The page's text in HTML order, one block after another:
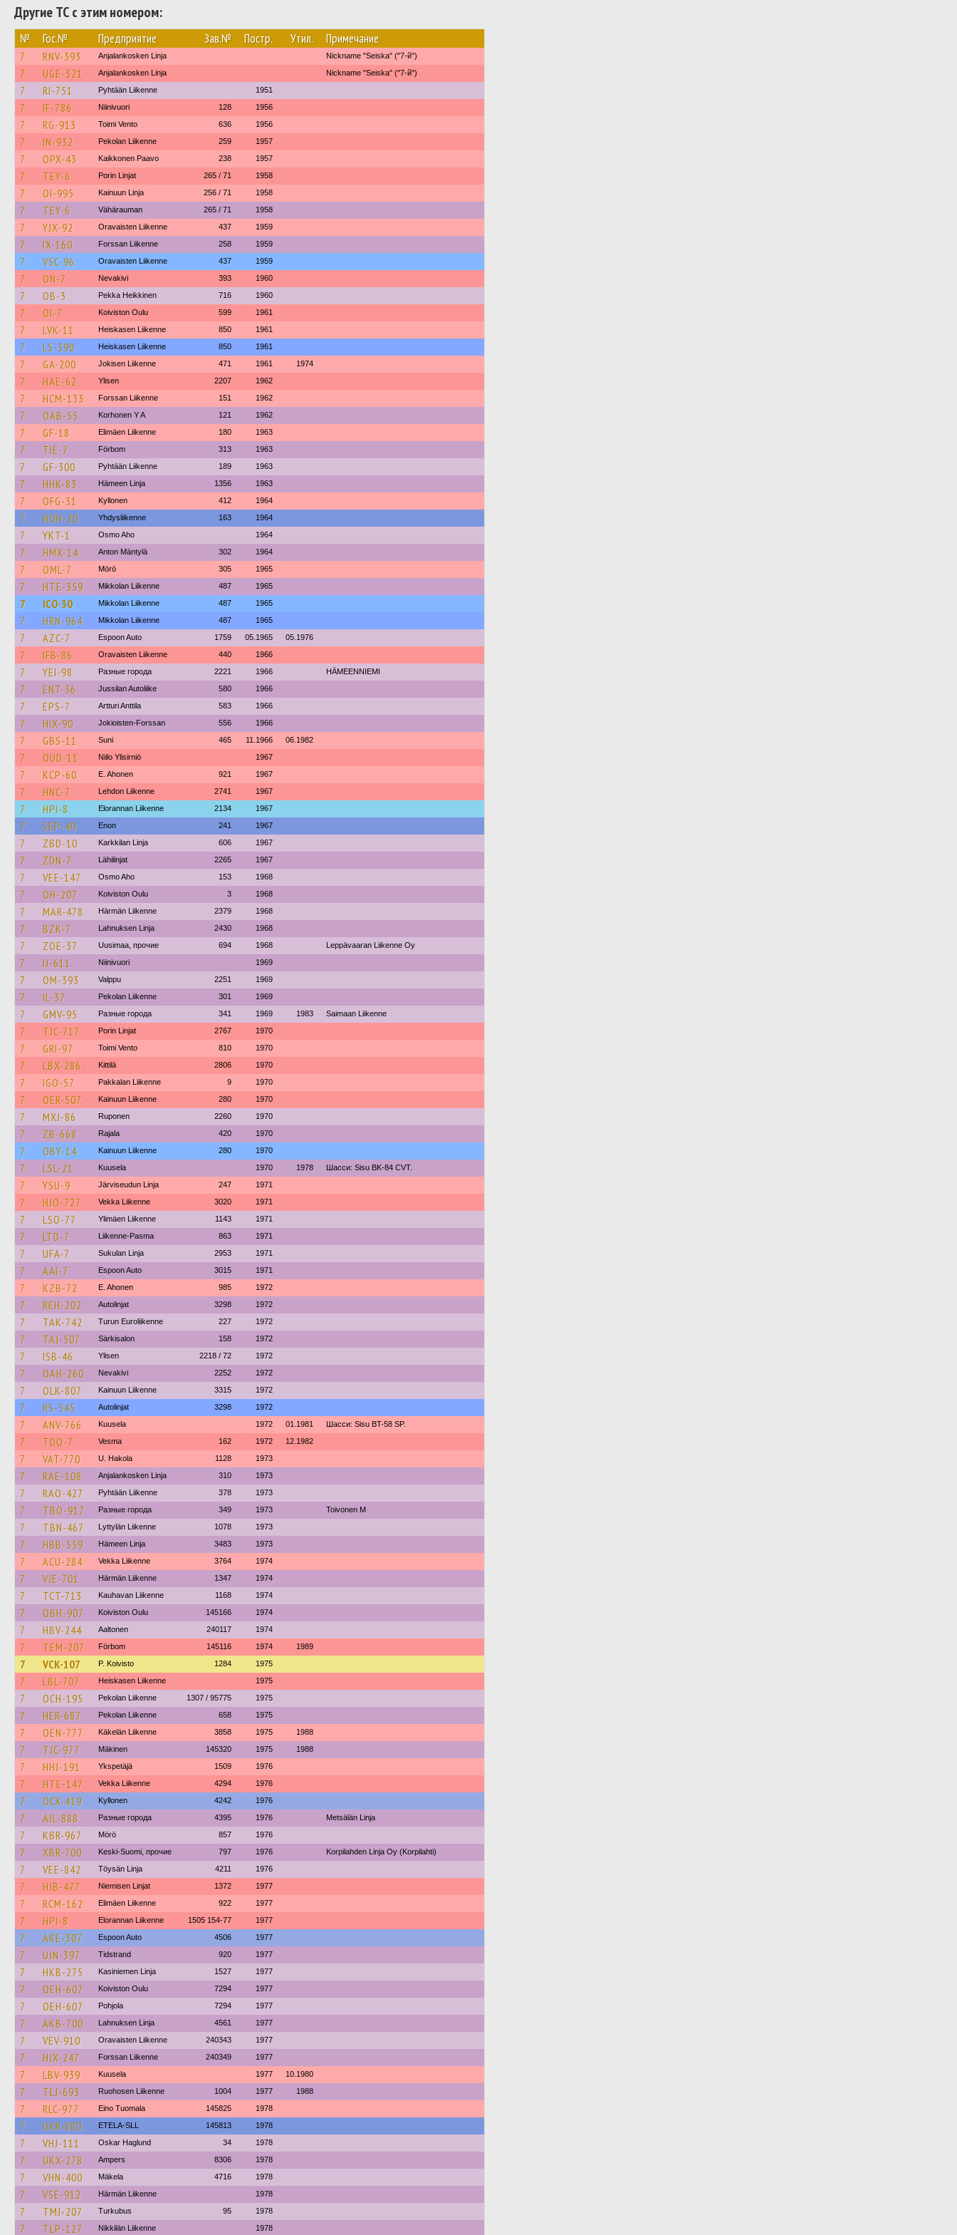
Другие ТС с этим номером:
№ Гос.№ Предприятие Зав.№ Постр. Утил. Примечание
7 RNV-393 Anjalankosken Linja Nickname "Seiska" ("7-й")
7 UGE-321 Anjalankosken Linja Nickname "Seiska" ("7-й")
7 RI-751 Pyhtään Liikenne 1951
7 IF-786 Niinivuori 128 1956
7 RG-913 Toimi Vento 636 1956
7 IN-932 Pekolan Liikenne 259 1957
7 OPX-43 Kaikkonen Paavo 238 1957
7 TEY-6 Porin Linjat 265 / 71 1958
7 OI-995 Kainuun Linja 256 / 71 1958
7 TEY-6 Vähärauman 265 / 71 1958
7 YJX-92 Oravaisten Liikenne 437 1959
7 IX-160 Forssan Liikenne 258 1959
7 VSC-96 Oravaisten Liikenne 437 1959
7 ON-7 Nevakivi 393 1960
7 OB-3 Pekka Heikkinen 716 1960
7 OI-7 Koiviston Oulu 599 1961
7 LVK-11 Heiskasen Liikenne 850 1961
7 LS-390 Heiskasen Liikenne 850 1961
7 GA-200 Jokisen Liikenne 471 1961 1974
7 HAE-62 Ylisen 2207 1962
7 HCM-133 Forssan Liikenne 151 1962
7 OAB-55 Korhonen Y A 121 1962
7 GF-18 Elimäen Liikenne 180 1963
7 TIE-7 Förbom 313 1963
7 GF-300 Pyhtään Liikenne 189 1963
7 HHK-83 Hämeen Linja 1356 1963
7 OFG-31 Kyllonen 412 1964
7 HOH-20 Yhdysliikenne 163 1964
7 YKT-1 Osmo Aho 1964
7 HMX-14 Anton Mäntylä 302 1964
7 OML-7 Mörö 305 1965
7 HTE-359 Mikkolan Liikenne 487 1965
7 ICO-30 Mikkolan Liikenne 487 1965
7 HRN-964 Mikkolan Liikenne 487 1965
7 AZC-7 Espoon Auto 1759 05.1965 05.1976
7 IFB-86 Oravaisten Liikenne 440 1966
7 YEI-98 Разные города 2221 1966 HÄMEENNIEMI
7 ENT-36 Jussilan Autoliike 580 1966
7 EPS-7 Artturi Anttila 583 1966
7 HIX-90 Jokioisten-Forssan 556 1966
7 GBS-11 Suni 465 11.1966 06.1982
7 OUD-11 Niilo Ylisirniö 1967
7 KCP-60 E. Ahonen 921 1967
7 HNC-7 Lehdon Liikenne 2741 1967
7 HPI-8 Elorannan Liikenne 2134 1967
7 SEP-40 Enon 241 1967
7 ZBD-10 Karkkilan Linja 606 1967
7 ZDN-7 Lähilinjat 2265 1967
7 VEE-147 Osmo Aho 153 1968
7 OH-207 Koiviston Oulu 3 1968
7 MAR-478 Härmän Liikenne 2379 1968
7 BZK-7 Lahnuksen Linja 2430 1968
7 ZOE-37 Uusimaa, прочие 694 1968 Leppävaaran Liikenne Oy
7 IJ-611 Niinivuori 1969
7 OM-393 Valppu 2251 1969
7 IL-37 Pekolan Liikenne 301 1969
7 GMV-95 Разные города 341 1969 1983 Saimaan Liikenne
7 TJC-717 Porin Linjat 2767 1970
7 GRI-97 Toimi Vento 810 1970
7 LBX-286 Kittilä 2806 1970
7 IGO-57 Pakkalan Liikenne 9 1970
7 OER-507 Kainuun Liikenne 280 1970
7 MXJ-86 Ruponen 2260 1970
7 ZB-668 Rajala 420 1970
7 OBY-14 Kainuun Liikenne 280 1970
7 LSL-21 Kuusela 1970 1978 Шасси: Sisu BK-84 CVT.
7 YSU-9 Järviseudun Linja 247 1971
7 HJO-727 Vekka Liikenne 3020 1971
7 LSO-77 Ylimäen Liikenne 1143 1971
7 LTD-7 Liikenne-Pasma 863 1971
7 UFA-7 Sukulan Linja 2953 1971
7 AAI-7 Espoon Auto 3015 1971
7 KZB-72 E. Ahonen 985 1972
7 REH-202 Autolinjat 3298 1972
7 TAK-742 Turun Euroliikenne 227 1972
7 TAJ-507 Särkisalon 158 1972
7 ISB-46 Ylisen 2218 / 72 1972
7 OAH-260 Nevakivi 2252 1972
7 OLK-807 Kainuun Liikenne 3315 1972
7 RS-545 Autolinjat 3298 1972
7 ANV-766 Kuusela 1972 01.1981 Шасси: Sisu BT-58 SP.
7 TDO-7 Vesma 162 1972 12.1982
7 VAT-770 U. Hakola 1128 1973
7 RAE-108 Anjalankosken Linja 310 1973
7 RAO-427 Pyhtään Liikenne 378 1973
7 TBO-917 Разные города 349 1973 Toivonen M
7 TBN-467 Lyttylän Liikenne 1078 1973
7 HBB-559 Hämeen Linja 3483 1973
7 ACU-284 Vekka Liikenne 3764 1974
7 VJE-701 Härmän Liikenne 1347 1974
7 TCT-713 Kauhavan Liikenne 1168 1974
7 OBH-907 Koiviston Oulu 145166 1974
7 HBV-244 Aaltonen 240117 1974
7 TEM-207 Förbom 145116 1974 1989
7 VCK-107 P. Koivisto 1284 1975
7 LBL-707 Heiskasen Liikenne 1975
7 OCH-195 Pekolan Liikenne 1307 / 95775 1975
7 HER-687 Pekolan Liikenne 658 1975
7 OEN-777 Käkelän Liikenne 3858 1975 1988
7 TJC-977 Mäkinen 145320 1975 1988
7 HHJ-191 Ykspetäjä 1509 1976
7 HTE-147 Vekka Liikenne 4294 1976
7 OCX-419 Kyllonen 4242 1976
7 AJL-888 Разные города 4395 1976 Metsälän Linja
7 KBR-967 Mörö 857 1976
7 XBR-700 Keski-Suomi, прочие 797 1976 Korpilahden Linja Oy (Korpilahti)
7 VEE-842 Töysän Linja 4211 1976
7 HJB-477 Niemisen Linjat 1372 1977
7 RCM-162 Elimäen Liikenne 922 1977
7 HPI-8 Elorannan Liikenne 1505 154-77 1977
7 AKE-307 Espoon Auto 4506 1977
7 UJN-397 Tidstrand 920 1977
7 HKB-275 Kasiniemen Linja 1527 1977
7 OEH-607 Koiviston Oulu 7294 1977
7 OEH-607 Pohjola 7294 1977
7 AKB-700 Lahnuksen Linja 4561 1977
7 VEV-910 Oravaisten Liikenne 240343 1977
7 HJX-247 Forssan Liikenne 240349 1977
7 LBV-939 Kuusela 1977 10.1980
7 TLJ-693 Ruohosen Liikenne 1004 1977 1988
7 RLC-977 Eino Tuomala 145825 1978
7 UKR-880 ETELA-SLL 145813 1978
7 VHJ-111 Oskar Haglund 34 1978
7 UKX-278 Ampers 8306 1978
7 VHN-400 Mäkela 4716 1978
7 VSE-912 Härmän Liikenne 1978
7 TMJ-207 Turkubus 95 1978
7 TLP-127 Nikkilän Liikenne 1978